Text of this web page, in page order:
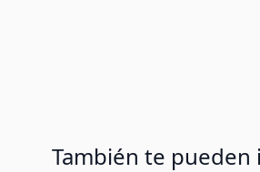
También te pueden